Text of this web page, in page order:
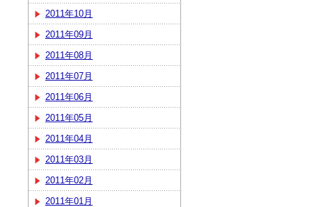
2011年10月
2011年09月
2011年08月
2011年07月
2011年06月
2011年05月
2011年04月
2011年03月
2011年02月
2011年01月